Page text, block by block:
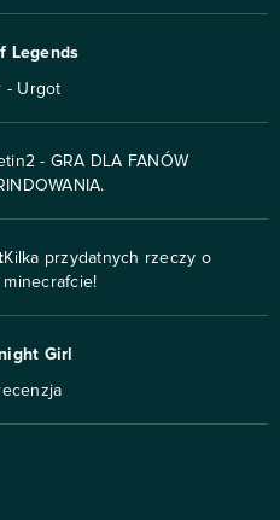
Legends
- Urgot
- GRA DLA FANÓW
Kilka przydatnych rzeczy o
minecrafcie!
Girl